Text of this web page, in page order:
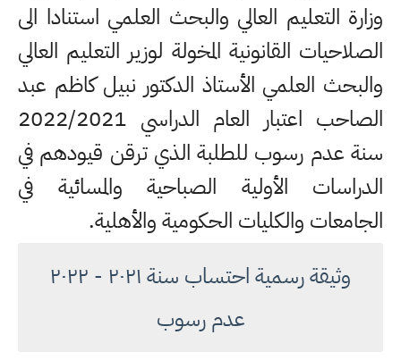
وزارة التعليم العالي والبحث العلمي استنادا الى
الصلاحيات القانونية المخولة لوزير التعليم العالي
والبحث العلمي الأستاذ الدكتور نبيل كاظم عبد
الصاحب اعتبار العام الدراسي 2022/2021
سنة عدم رسوب للطلبة الذي ترقن قيودهم في
الدراسات الأولية الصباحية والمسائية في
الجامعات والكليات الحكومية والأهلية.
وثيقة رسمية احتساب سنة ٢٠٢١ - ٢٠٢٢
عدم رسوب